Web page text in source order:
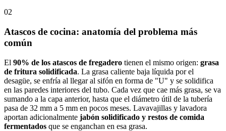
02
Atascos de cocina: anatomía del problema más
común
El 90% de los atascos de fregadero tienen el mismo origen: grasa
de fritura solidificada. La grasa caliente baja líquida por el
desagüe, se enfría al llegar al sifón en forma de "U" y se solidifica
en las paredes interiores del tubo. Cada vez que cae más grasa, se va
sumando a la capa anterior, hasta que el diámetro útil de la tubería
pasa de 32 mm a 5 mm en pocos meses. Lavavajillas y lavadora
aportan adicionalmente jabón solidificado y restos de comida
fermentados que se enganchan en esa grasa.